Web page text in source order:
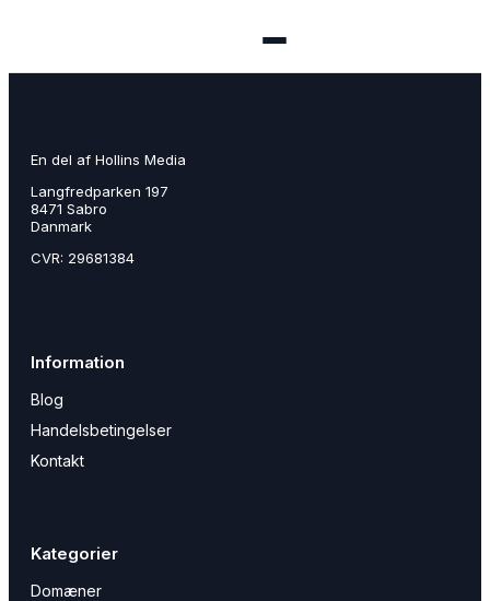
En del af Hollins Media
Langfredparken 197
8471 Sabro
Danmark
CVR: 29681384
Information
Blog
Handelsbetingelser
Kontakt
Kategorier
Domæner